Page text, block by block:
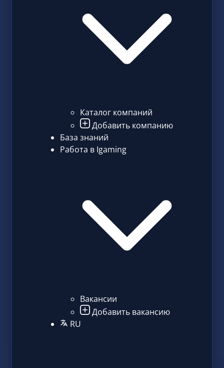
Каталог компаний
Добавить компанию
База знаний
Работа в Igaming
Вакансии
Добавить вакансию
RU